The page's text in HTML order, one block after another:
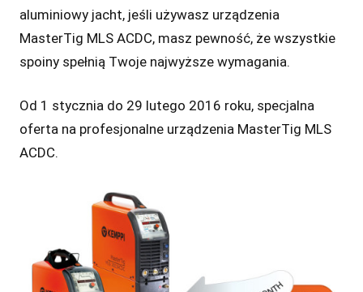
aluminiowy jacht, jeśli używasz urządzenia
MasterTig MLS ACDC, masz pewność, że wszystkie
spoiny spełnią Twoje najwyższe wymagania.
Od 1 stycznia do 29 lutego 2016 roku, specjalna
oferta na profesjonalne urządzenia MasterTig MLS
ACDC.